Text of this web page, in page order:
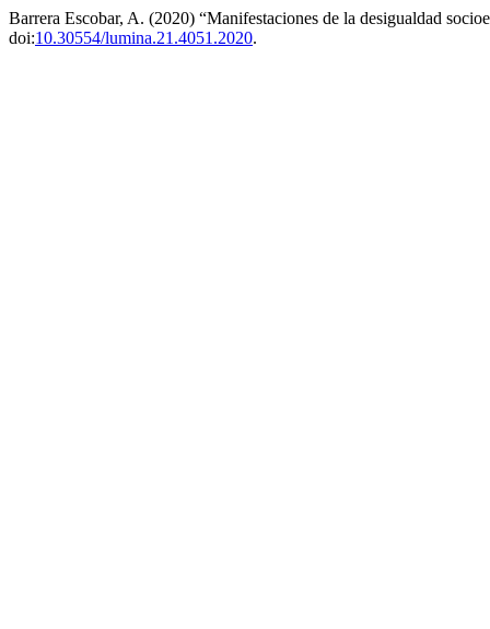
Barrera Escobar, A. (2020) “Manifestaciones de la desigualdad
doi:10.30554/lumina.21.4051.2020.